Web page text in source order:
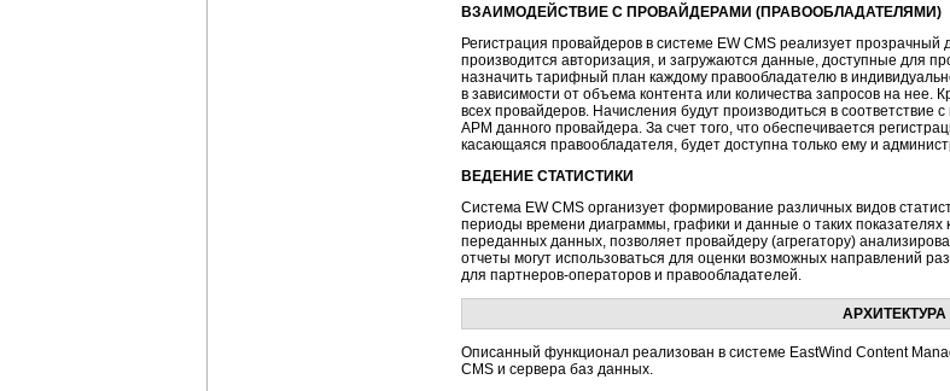
ВЗАИМОДЕЙСТВИЕ С ПРОВАЙДЕРАМИ (ПРАВООБЛАДАТЕЛЯМИ)
Регистрация провайдеров в системе EW CMS реализует
производится авторизация, и загружаются данные, доступные для
назначить тарифный план каждому правообладателю в
в зависимости от объема контента или количества запросов на нее.
всех провайдеров. Начисления будут производиться в
АРМ данного провайдера. За счет того, что обеспечивается
касающаяся правообладателя, будет доступна только ему и
ВЕДЕНИЕ СТАТИСТИКИ
Система EW CMS организует формирование различных видов
периоды времени диаграммы, графики и данные о таких
переданных данных, позволяет провайдеру (агрегатору)
отчеты могут использоваться для оценки возможных направлений
для партнеров-операторов и правообладателей.
АРХИТЕКТУРА
Описанный функционал реализован в системе EastWind Content
CMS и сервера баз данных.